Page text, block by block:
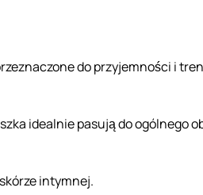
do przyjemności i
idealnie pasują do ogólnego
intymnej.